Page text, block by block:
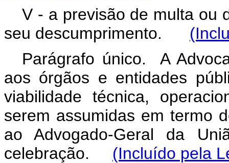
V - a previsão de multa ou
seu descumprimento.
Parágrafo único. A
aos órgãos e entidades
viabilidade técnica,
serem assumidas em termo
ao Advogado-Geral da
celebração. (Incluído pela